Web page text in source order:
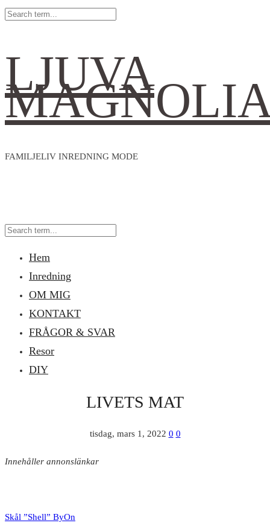
LJUVA
FAMILJELIV INREDNING MODE
Hem
Inredning
OM MIG
KONTAKT
FRÅGOR & SVAR
Resor
DIY
LIVETS MAT
tisdag, mars 1, 2022 0 0
Innehåller annonslänkar
Skål ”Shell” ByOn